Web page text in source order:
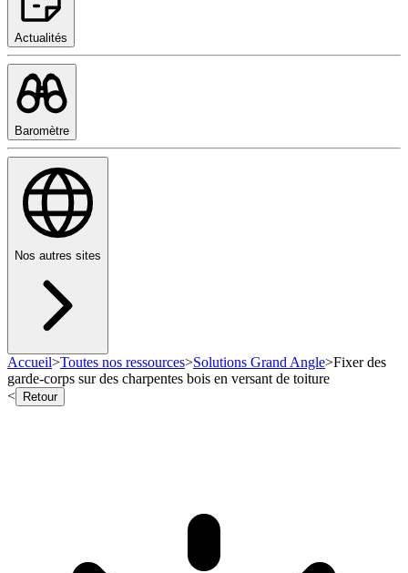
Actualités
Baromètre
Nos autres sites
Accueil>Toutes nos ressources>Solutions Grand Angle>Fixer des
garde-corps sur des charpentes bois en versant de toiture
<
Retour